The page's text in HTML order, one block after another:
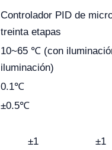
Controlador PID de
treinta etapas
10~65 ℃ (con
iluminación)
0.1℃
±0.5℃
±1 ±1